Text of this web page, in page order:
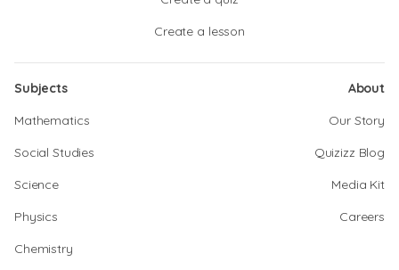
Create a lesson
Subjects
Mathematics
Social Studies
Science
Physics
Chemistry
About
Our Story
Quizizz Blog
Media Kit
Careers